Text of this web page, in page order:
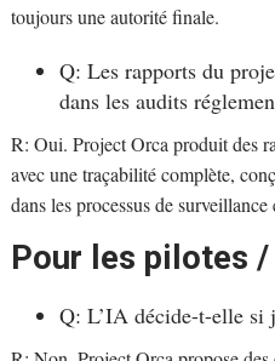
toujours une autorité finale.
Q: Les rapports du
dans les audits
R: Oui. Project Orca produit des
avec une traçabilité complète,
dans les processus de surveillance
Pour les pilotes
Q: L’IA décide-t-elle si